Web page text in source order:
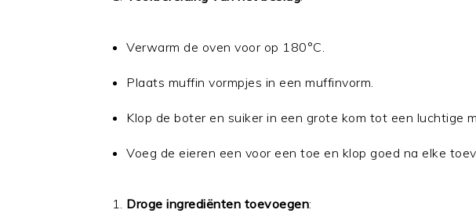
Verwarm de oven voor op 180°C.
Plaats muffin vormpjes in een muffinvorm.
Klop de boter en suiker in een grote kom tot een luchtige
Voeg de eieren een voor een toe en klop goed na elke
Droge ingrediënten toevoegen: